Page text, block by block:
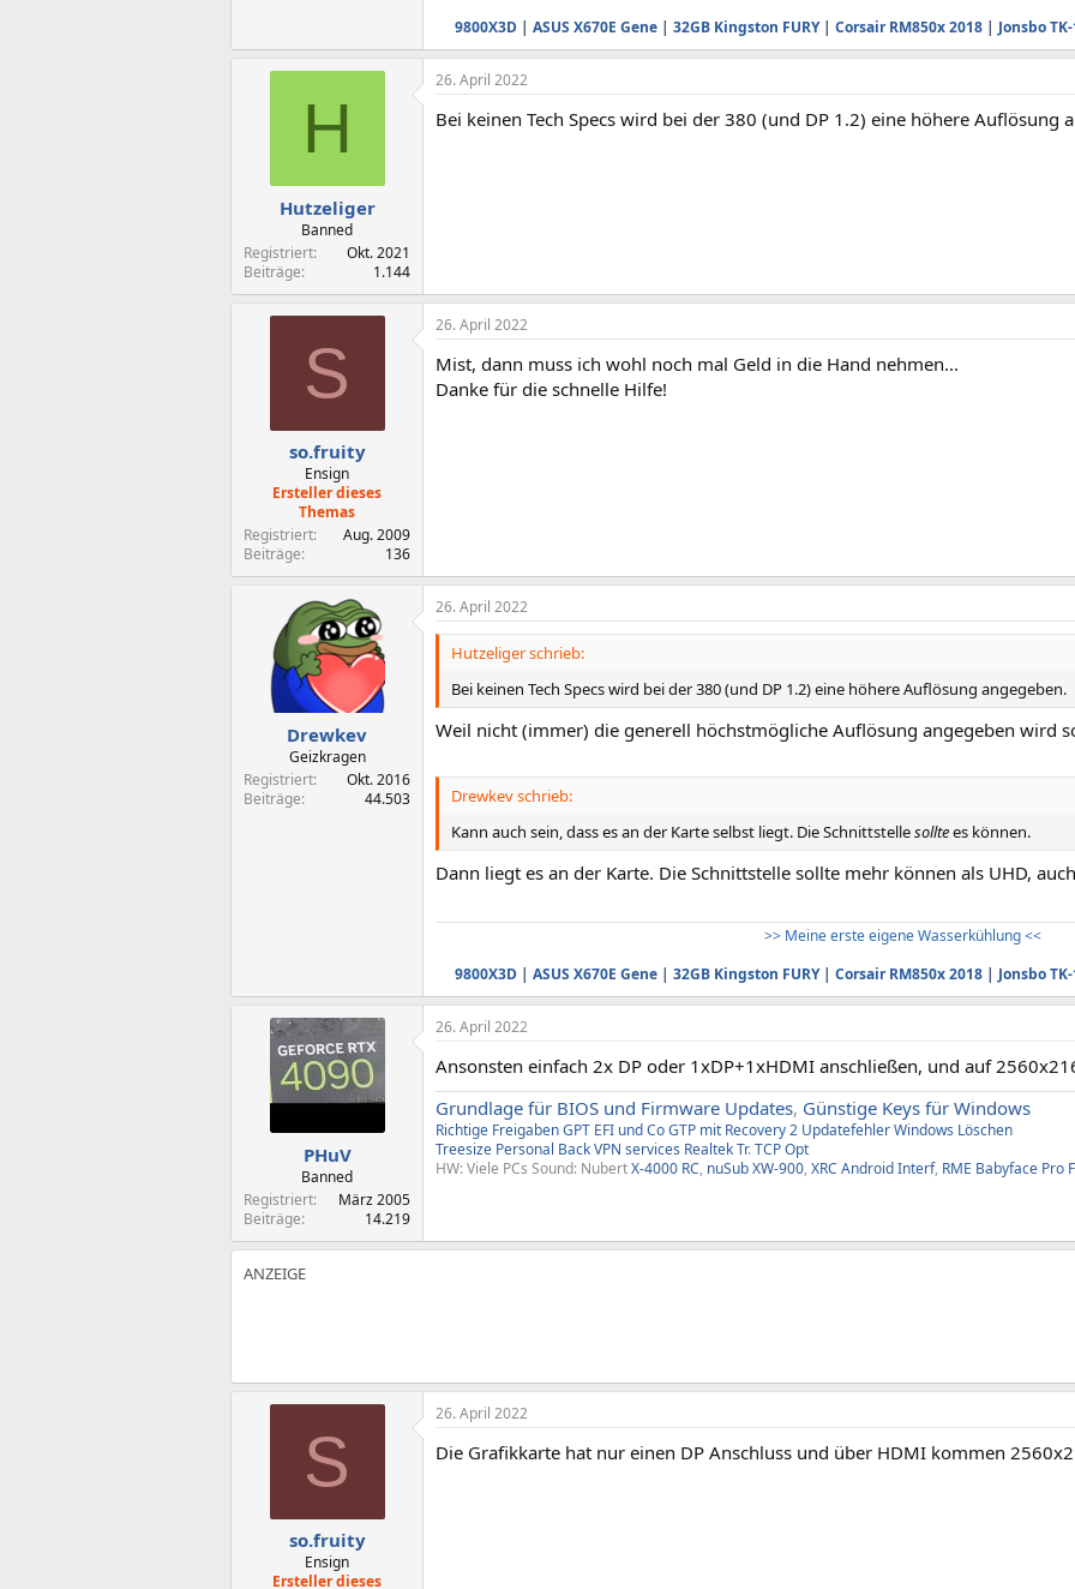
9800X3D| ASUS X670E Gene| 32GB Kingston FURY| Corsair RM850x 2018| Jonsbo
H
Hutzeliger
Banned
Registriert
Okt. 2021
Beiträge
1.144
26. April 2022
Bei keinen Tech Specs wird bei der 380 (und DP 1.2) eine höhere Auflösung
S
so.fruity
Ensign
Ersteller dieses
Themas
Registriert
Aug. 2009
Beiträge
136
26. April 2022
Mist, dann muss ich wohl noch mal Geld in die Hand nehmen...
Danke für die schnelle Hilfe!
Drewkev
Geizkragen
Registriert
Okt. 2016
Beiträge
44.503
26. April 2022
Hutzeliger schrieb:
Bei keinen Tech Specs wird bei der 380 (und DP 1.2) eine höhere Auflösung angegeben.
Weil nicht (immer) die generell höchstmögliche Auflösung angegeben wird
Drewkev schrieb:
Kann auch sein, dass es an der Karte selbst liegt. Die Schnittstellesolltees können.
Dann liegt es an der Karte. Die Schnittstelle sollte mehr können als UHD,
>> Meine erste eigene Wasserkühlung <<
9800X3D| ASUS X670E Gene| 32GB Kingston FURY| Corsair RM850x 2018| Jonsbo
PHuV
Banned
Registriert
März 2005
Beiträge
14.219
26. April 2022
Ansonsten einfach 2x DP oder 1xDP+1xHDMI anschließen, und auf
Grundlage für BIOS und Firmware Updates, Günstige Keys für Windows
Richtige FreigabenGPT EFI und CoGTP mit Recovery2 Updatefehler Windows Löschen
Treesize Personal BackVPN services Realtek Tr.TCP Opt
HW: Viele PCs Sound: NubertX-4000 RC, nuSub XW-900, XRC Android Interf, RME Babyface Pro
S
so.fruity
Ensign
Ersteller dieses
26. April 2022
Die Grafikkarte hat nur einen DP Anschluss und über HDMI kommen